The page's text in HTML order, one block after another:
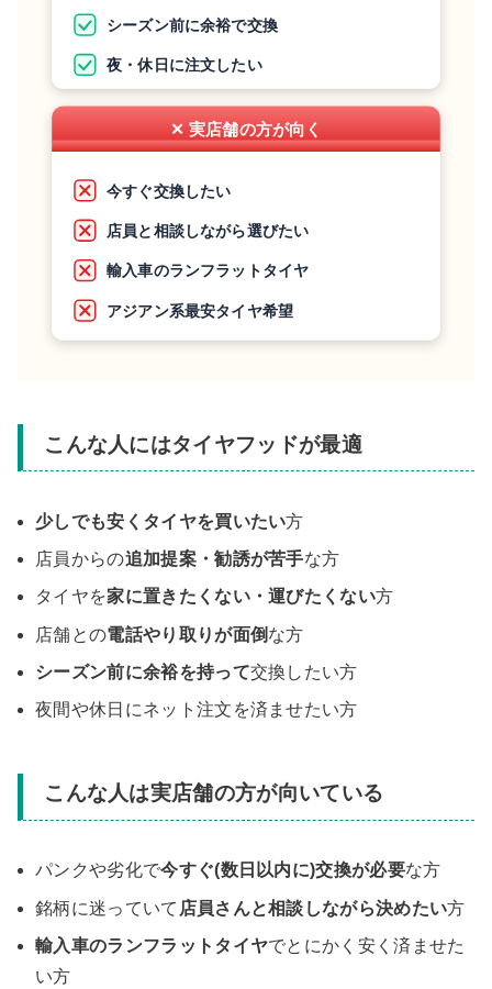
シーズン前に余裕で交換
夜・休日に注文したい
✕ 実店舗の方が向く
今すぐ交換したい
店員と相談しながら選びたい
輸入車のランフラットタイヤ
アジアン系最安タイヤ希望
こんな人にはタイヤフッドが最適
少しでも安くタイヤを買いたい方
店員からの追加提案・勧誘が苦手な方
タイヤを家に置きたくない・運びたくない方
店舗との電話やり取りが面倒な方
シーズン前に余裕を持って交換したい方
夜間や休日にネット注文を済ませたい方
こんな人は実店舗の方が向いている
パンクや劣化で今すぐ(数日以内に)交換が必要な方
銘柄に迷っていて 店員さんと相談しながら決めたい方
輸入車のランフラットタイヤでとにかく安く済ませた
い方